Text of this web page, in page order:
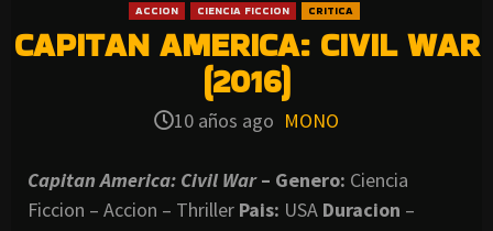
ACCION CIENCIA FICCION CRITICA
CAPITAN AMERICA: CIVIL WAR
(2016)
10 años ago MONO
Capitan America: Civil War– Genero: Ciencia
Ficcion – Accion – Thriller Pais: USA Duracion –